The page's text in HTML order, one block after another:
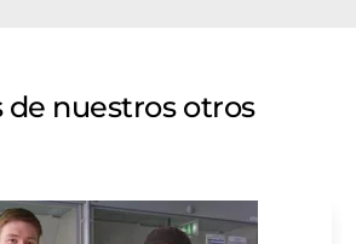
de nuestros otros